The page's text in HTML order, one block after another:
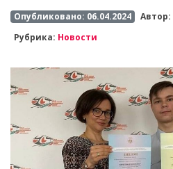
Опубликовано: 06.04.2024 Автор:
Рубрика: Новости